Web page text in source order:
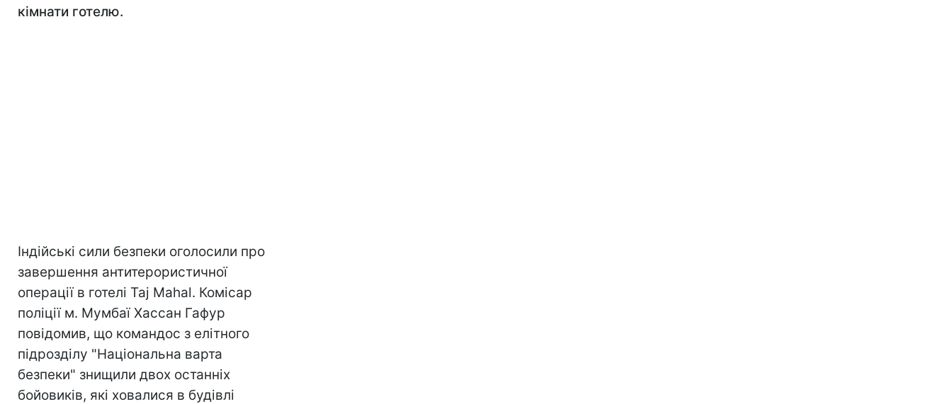
кімнати готелю.
Індійські сили безпеки оголосили про
завершення антитерористичної
операції в готелі Taj Mahal. Комісар
поліції м. Мумбаї Хассан Гафур
повідомив, що командос з елітного
підрозділу "Національна варта
безпеки" знищили двох останніх
бойовиків, які ховалися в будівлі